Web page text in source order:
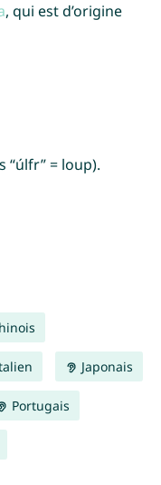
, qui est d’origine
“úlfr” = loup).
Japonais
Portugais